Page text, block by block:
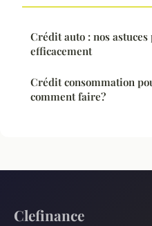
Crédit auto : nos
efficacement
Crédit consommation
comment faire?
Clefinance